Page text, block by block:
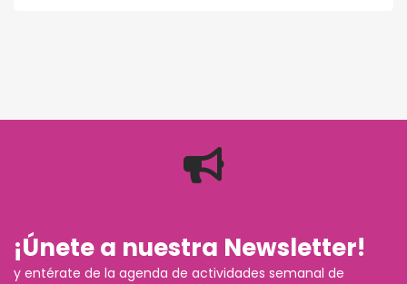
¡Únete a nuestra Newsletter!
y entérate de la agenda de actividades semanal de